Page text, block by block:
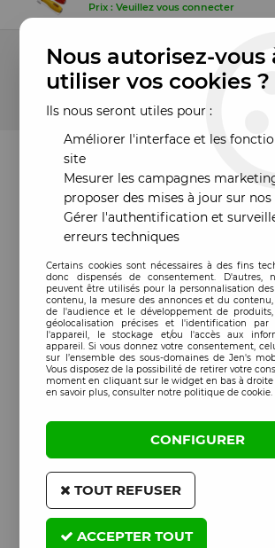
Prix : Veuillez vous connecter
9 articles sur
Nous autorisez-vous
utiliser vos cookies ?
Ils nous seront utiles pour :
Améliorer l'interface et les
site
Mesurer les campagnes
proposer des mises à jour sur
Gérer l'authentification et
erreurs techniques
Certains cookies sont nécessaires à des fins
donc dispensés de consentement. D'autres,
peuvent être utilisés pour la personnalisation
contenu, la mesure des annonces et du
de l'audience et le développement de
géolocalisation précises et l'identification
l'appareil, le stockage et/ou l'accès aux
appareil. Si vous donnez votre consentement,
sur l’ensemble des sous-domaines de Jen's
Vous disposez de la possibilité de retirer votre
moment en cliquant sur le widget en bas à droite
en savoir plus, consulter notre politique de cookie.
CONFIGURER
TOUT REFUSER
ACCEPTER TOUT